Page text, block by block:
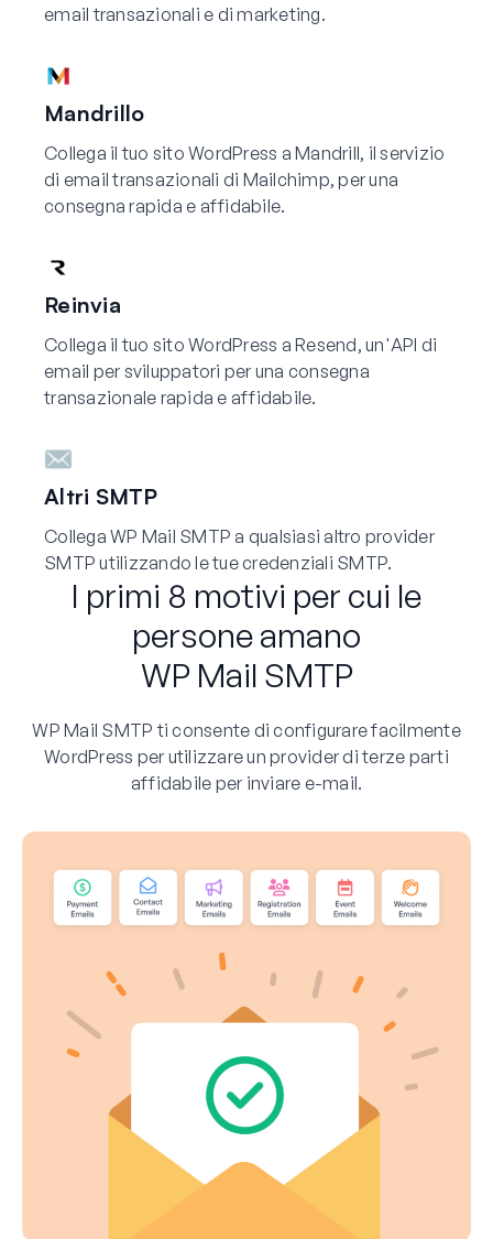
email transazionali e di marketing.
Mandrillo
Collega il tuo sito WordPress a Mandrill, il servizio
di email transazionali di Mailchimp, per una
consegna rapida e affidabile.
Reinvia
Collega il tuo sito WordPress a Resend, un'API di
email per sviluppatori per una consegna
transazionale rapida e affidabile.
Altri SMTP
Collega WP Mail SMTP a qualsiasi altro provider
SMTP utilizzando le tue credenziali SMTP.
I primi 8 motivi per cui le
persone amano
WP Mail SMTP
WP Mail SMTP ti consente di configurare facilmente
WordPress per utilizzare un provider di terze parti
affidabile per inviare e-mail.